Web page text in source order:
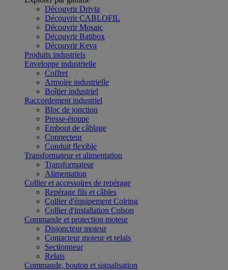
Découvrir Drivia
Découvrir CABLOFIL
Découvrir Mosaic
Découvrir Batibox
Découvrir Keva
Produits industriels
Enveloppe industrielle
Coffret
Armoire industrielle
Boîtier industriel
Raccordement industriel
Bloc de jonction
Presse-étoupe
Embout de câblage
Connecteur
Conduit flexible
Transformateur et alimentation
Transformateur
Alimentation
Collier et accessoires de repérage
Repérage fils et câbles
Collier d'équipement Colring
Collier d'installation Colson
Commande et protection moteur
Disjoncteur moteur
Contacteur moteur et relais
Sectionneur
Relais
Commande, bouton et signalisation